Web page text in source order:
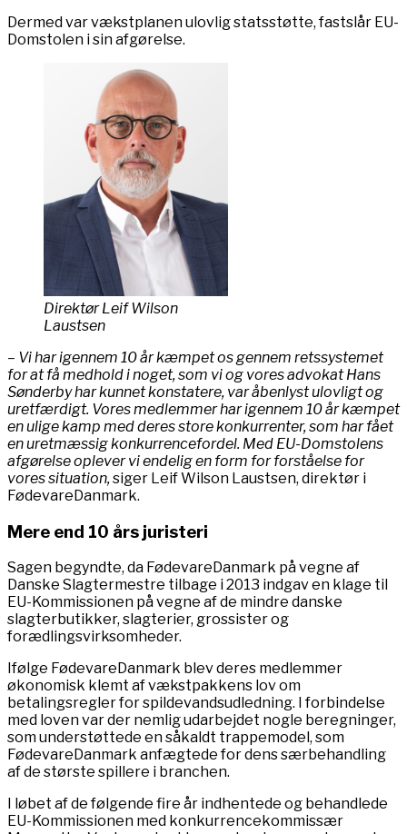
Dermed var vækstplanen ulovlig statsstøtte, fastslår EU-
Domstolen i sin afgørelse.
Direktør Leif Wilson
Laustsen
– Vi har igennem 10 år kæmpet os gennem retssystemet
for at få medhold i noget, som vi og vores advokat Hans
Sønderby har kunnet konstatere, var åbenlyst ulovligt og
uretfærdigt. Vores medlemmer har igennem 10 år kæmpet
en ulige kamp med deres store konkurrenter, som har fået
en uretmæssig konkurrencefordel. Med EU-Domstolens
afgørelse oplever vi endelig en form for forståelse for
vores situation,siger Leif Wilson Laustsen, direktør i
FødevareDanmark.
Mere end 10 års juristeri
Sagen begyndte, da FødevareDanmark på vegne af
Danske Slagtermestre tilbage i 2013 indgav en klage til
EU-Kommissionen på vegne af de mindre danske
slagterbutikker, slagterier, grossister og
forædlingsvirksomheder.
Ifølge FødevareDanmark blev deres medlemmer
økonomisk klemt af vækstpakkens lov om
betalingsregler for spildevandsudledning. I forbindelse
med loven var der nemlig udarbejdet nogle beregninger,
som understøttede en såkaldt trappemodel, som
FødevareDanmark anfægtede for dens særbehandling
af de største spillere i branchen.
I løbet af de følgende fire år indhentede og behandlede
EU-Kommissionen med konkurrencekommissær